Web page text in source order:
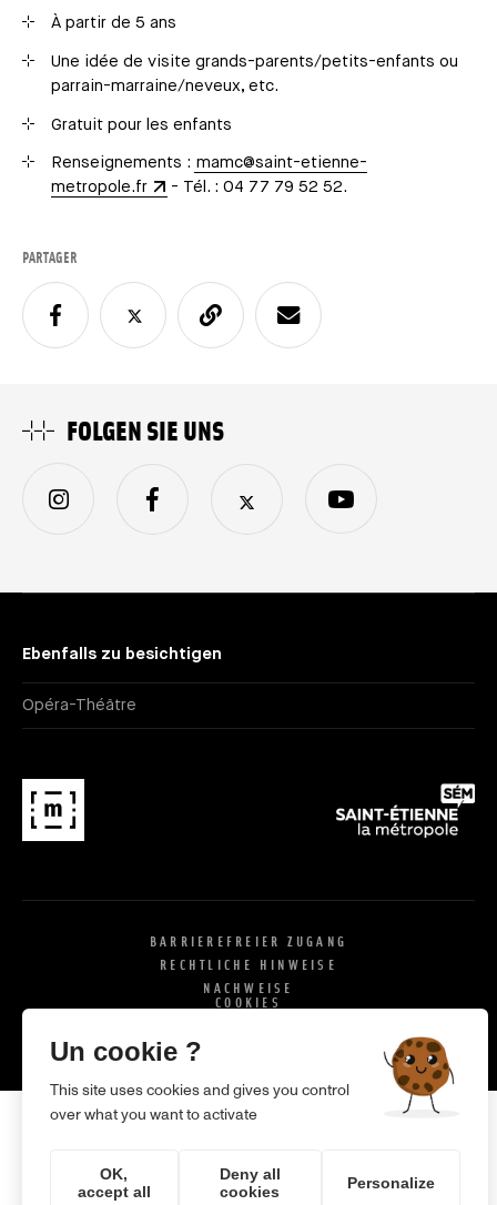
À partir de 5 ans
Une idée de visite grands-parents/petits-enfants ou
parrain-marraine/neveux, etc.
Gratuit pour les enfants
Renseignements : mamc@saint-etienne-
metropole.fr
- Tél. : 04 77 79 52 52.
PARTAGER
Ebenfalls zu besichtigen
Opéra-Théâtre
FOLGEN SIE UNS
BARRIEREFREIER ZUGANG
RECHTLICHE HINWEISE
NACHWEISE
COOKIES
Un cookie ?
This site uses cookies and gives you control
over what you want to activate
OK,
accept all
Deny all
cookies
Personalize